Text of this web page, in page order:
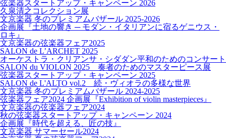
弦楽器スタートアップ・キャンペーン 2026
久泉清之コレクション展
文京楽器 冬のプレミアムバザール 2025-2026
企画展『土地の響き ─ モダン・イタリアンに宿るゲニウス・
ロキ』
文京楽器の弦楽器フェア2025
SALON de L’ARCHET 2025
オーケストラ・クリアンサ・シダダン平和のためのコンサート
SALON du VIOLON 2025 奏者のためのマスターピース展
弦楽器スタートアップ・キャンペーン 2025
SALON de L'ALTO vol.2 続・ヴィオラの多様な世界
文京楽器 冬のプレミアムバザール 2024-2025
弦楽器フェア2024 企画展『Exhibition of violin masterpieces』
文京楽器の弦楽器フェア2024
秋の弦楽器スタートアップ・キャンペーン 2024
企画展『時代を超える、匠の技』
文京楽器 サマーセール2024